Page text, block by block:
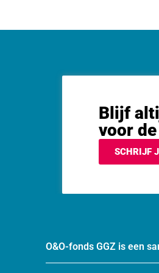
Blijf
voor
SCHRIJF
O&O-fonds GGZ is een